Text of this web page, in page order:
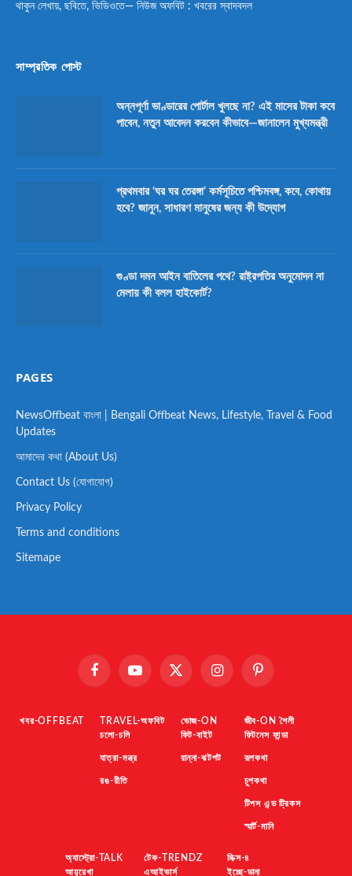
থাকুন লেখায়, ছবিতে, ভিডিওতে— নিউজ অফবিট : খবরের স্বাদবদল
সাম্প্রতিক পোস্ট
অন্নপূর্ণা ভাণ্ডারের পোর্টাল খুলছে না? এই মাসের টাকা কবে
পাবেন, নতুন আবেদন করবেন কীভাবে—জানালেন মুখ্যমন্ত্রী
প্রথমবার ‘ঘর ঘর তেরঙ্গা’ কর্মসূচিতে পশ্চিমবঙ্গ, কবে, কোথায়
হবে? জানুন, সাধারণ মানুষের জন্য কী উদ্যোগ
গুণ্ডা দমন আইন বাতিলের পথে? রাষ্ট্রপতির অনুমোদন না
মেলায় কী বলল হাইকোর্ট?
PAGES
NewsOffbeat বাংলা | Bengali Offbeat News, Lifestyle, Travel & Food
Updates
আমাদের কথা (About Us)
Contact Us (যোগাযোগ)
Privacy Policy
Terms and conditions
Sitemape
FacebookYouTube X
InstagramPinterest
খবর-OFFBEAT
TRAVEL-অফবিট
চলো-চলি
যাত্রা-মন্ত্র
রঙ-রীতি
ভোজ-ON
ফিট-বাইট
রান্না-ঝটপট
জীব-ON শৈলী
ফিটনেস ফান্ডা
রূপকথা
চুপকথা
টিপস এন্ড ট্রিকস
স্মার্ট-মানি
অ্যাস্ট্রো-TALK
আয়ুরেখা
টেক-TRENDZ
এআইভার্স
মিক্স-৪
ইচ্ছে-ডানা